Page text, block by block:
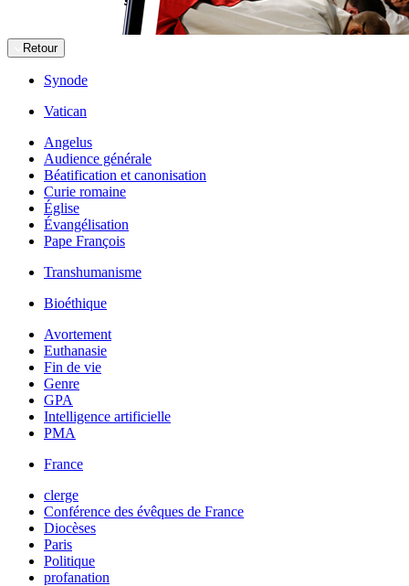
Retour
Synode
Vatican
Angelus
Audience générale
Béatification et canonisation
Curie romaine
Église
Évangélisation
Pape François
Transhumanisme
Bioéthique
Avortement
Euthanasie
Fin de vie
Genre
GPA
Intelligence artificielle
PMA
France
clerge
Conférence des évêques de France
Diocèses
Paris
Politique
profanation